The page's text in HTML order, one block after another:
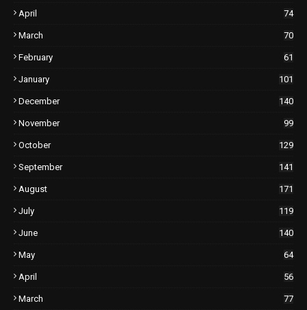
April 74
March 70
February 61
January 101
December 140
November 99
October 129
September 141
August 171
July 119
June 140
May 64
April 56
March 77